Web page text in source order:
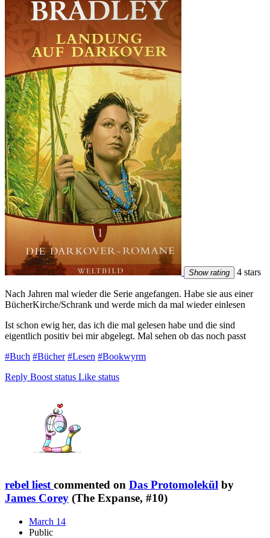
Show rating 4 stars
Nach Jahren mal wieder die Serie angefangen. Habe sie aus einer
BücherKirche/Schrank und werde mich da mal wieder einlesen
Ist schon ewig her, das ich die mal gelesen habe und die sind
eigentlich positiv bei mir abgelegt. Mal sehen ob das noch passt
#Buch #Bücher #Lesen #Bookwyrm
Reply Boost status Like status
rebel liest commented on Das Protomolekül by
James Corey (The Expanse, #10)
March 14
Public